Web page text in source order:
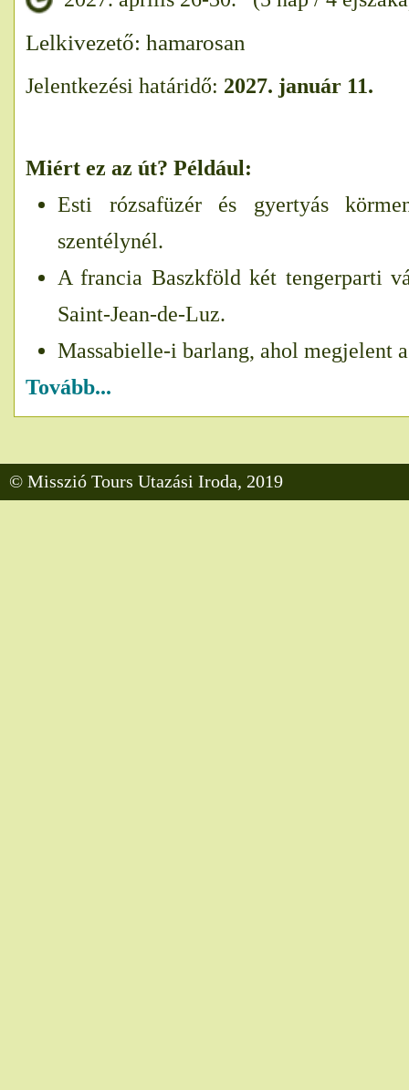
Lelkivezető: hamarosan
Jelentkezési határidő: 2027. január 11.
Miért ez az út? Például:
Esti rózsafüzér és gyertyás
szentélynél.
A francia Baszkföld két tengerparti
Saint-Jean-de-Luz.
Massabielle-i barlang, ahol megjelent
Tovább...
© Misszió Tours Utazási Iroda, 2019